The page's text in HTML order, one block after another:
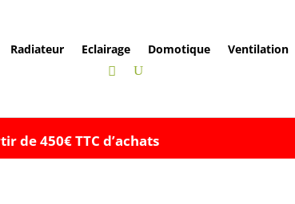
Radiateur Eclairage Domotique Ventilation
de 450€ TTC d’achats